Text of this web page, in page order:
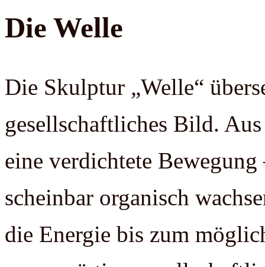
Die Welle
Die Skulptur „Welle“
gesellschaftliches Bild.
eine verdichtete
scheinbar organisch
die Energie bis zum